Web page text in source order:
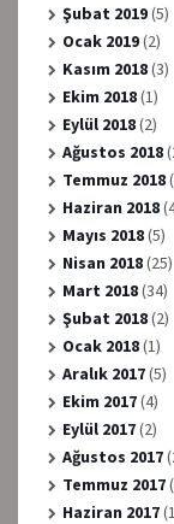
Şubat 2019(5)
Ocak 2019(2)
Kasım 2018(3)
Ekim 2018(1)
Eylül 2018(2)
Ağustos 2018
Temmuz 2018
Haziran 2018
Mayıs 2018(5)
Nisan 2018(25)
Mart 2018(34)
Şubat 2018(2)
Ocak 2018(1)
Aralık 2017(5)
Ekim 2017(4)
Eylül 2017(2)
Ağustos 2017
Temmuz 2017
Haziran 2017